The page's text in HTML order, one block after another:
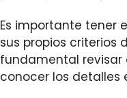
Es importante tener
sus propios criterios
fundamental revisar
conocer los detalles